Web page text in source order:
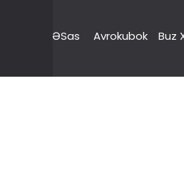
ƏSas Avrokubok Buz